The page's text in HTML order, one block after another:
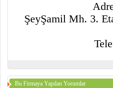
ŞeyŞamil Mh. 3.
Bu Firmaya Yapılan Yorumlar